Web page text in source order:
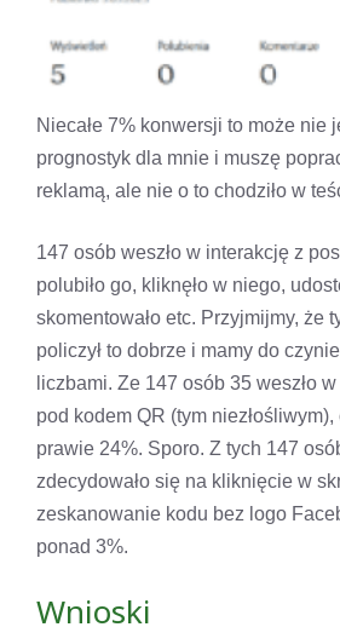
Niecałe 7% konwersji to może nie
prognostyk dla mnie i muszę
reklamą, ale nie o to chodziło w
147 osób weszło w interakcję z
polubiło go, kliknęło w niego,
skomentowało etc. Przyjmijmy, że
policzył to dobrze i mamy do
liczbami. Ze 147 osób 35 weszło
pod kodem QR (tym
prawie 24%. Sporo. Z tych 147
zdecydowało się na kliknięcie w
zeskanowanie kodu bez logo
ponad 3%.
Wnioski